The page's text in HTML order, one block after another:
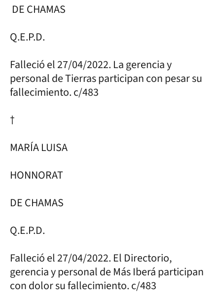
DE CHAMAS
Q.E.P.D.
Falleció el 27/04/2022. La gerencia y
personal de Tierras participan con pesar su
fallecimiento. c/483
†
MARÍA LUISA
HONNORAT
DE CHAMAS
Q.E.P.D.
Falleció el 27/04/2022. El Directorio,
gerencia y personal de Más Iberá participan
con dolor su fallecimiento. c/483